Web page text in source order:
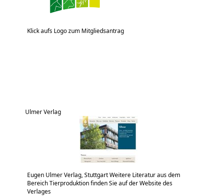
Klick aufs Logo zum Mitgliedsantrag
Ulmer Verlag
Eugen Ulmer Verlag, Stuttgart Weitere Literatur aus dem
Bereich Tierproduktion finden Sie auf der Website des
Verlages